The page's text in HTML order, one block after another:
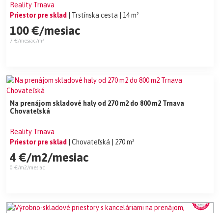
Reality Trnava
Priestor pre sklad
| Trstínska cesta | 14 m²
100 €/mesiac
7 €/mesiac/m²
Na prenájom skladové haly od 270 m2 do 800 m2 Trnava
Chovateľská
Reality Trnava
Priestor pre sklad
| Chovateľská | 270 m²
4 €/m2/mesiac
0 €/m2/mesiac